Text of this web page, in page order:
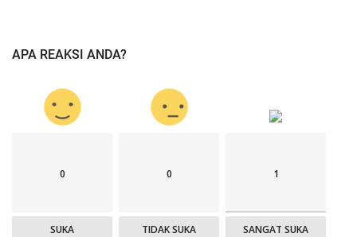
APA REAKSI ANDA?
0
SUKA
0
TIDAK SUKA
1
SANGAT SUKA